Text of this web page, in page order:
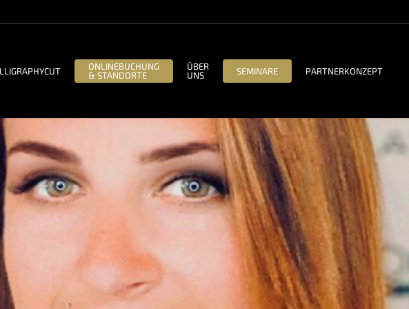
ONLINEBUCHUNG
& STANDORTE
ÜBER
UNS
SEMINARE PARTNERKONZEPT